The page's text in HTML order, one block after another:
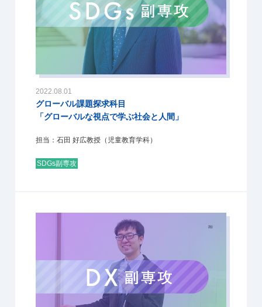
2022.08.01
グローバル課題探求科目
「グローバルな視点で学ぶ社会と人間」
担当：石田 好広教授（児童教育学科）
SDGs副専攻